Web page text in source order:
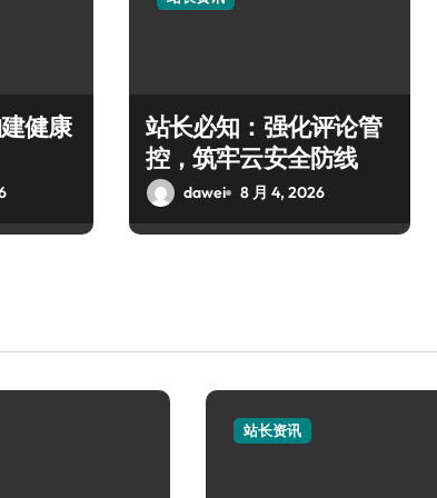
健康
站长必知：强化评论管
控，筑牢云安全防线
dawei 8 月 4, 2026
站长资讯